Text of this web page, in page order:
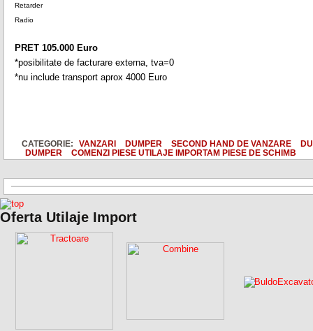
Retarder
Radio
PRET 105.000 Euro
*posibilitate de facturare externa, tva=0
*nu include transport aprox 4000 Euro
CATEGORIE: VANZARI DUMPER SECOND HAND DE VANZARE
DUMPER
COMENZI PIESE UTILAJE IMPORTAM PIESE DE SCHIMB
Oferta Utilaje Import